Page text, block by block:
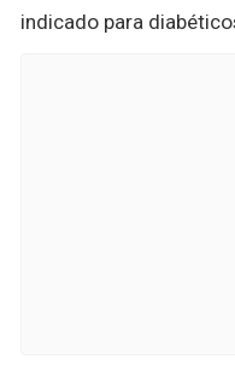
indicado para